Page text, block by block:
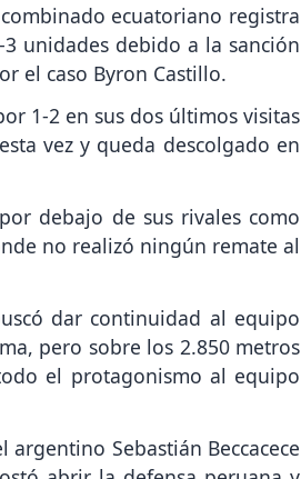
ecuatoriano registra
unidades debido a la sanción
el caso Byron Castillo.
1-2 en sus dos últimos visitas
vez y queda descolgado en
debajo de sus rivales como
no realizó ningún remate al
dar continuidad al equipo
pero sobre los 2.850 metros
el protagonismo al equipo
Sebastián Beccacece